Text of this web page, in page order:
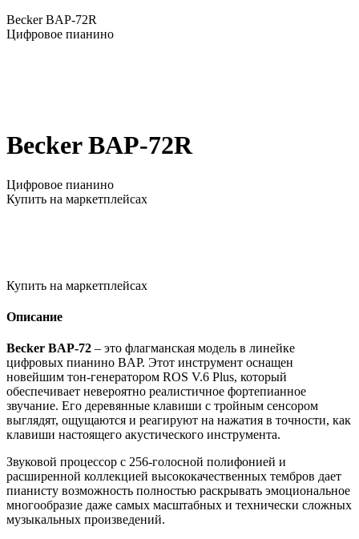
Becker BAP-72R
Цифровое пианино
Becker BAP-72R
Цифровое пианино
Купить на маркетплейсах
Купить на маркетплейсах
Описание
Becker BAP-72 – это флагманская модель в линейке
цифровых пианино BAP. Этот инструмент оснащен
новейшим тон-генератором ROS V.6 Plus, который
обеспечивает невероятно реалистичное фортепианное
звучание. Его деревянные клавиши с тройным сенсором
выглядят, ощущаются и реагируют на нажатия в точности, как
клавиши настоящего акустического инструмента.
Звуковой процессор c 256-голосной полифонией и
расширенной коллекцией высококачественных тембров дает
пианисту возможность полностью раскрывать эмоциональное
многообразие даже самых масштабных и технически сложных
музыкальных произведений.